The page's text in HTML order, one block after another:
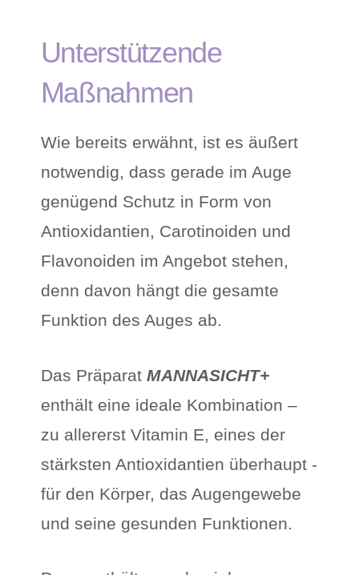
Unterstützende
Maßnahmen
Wie bereits erwähnt, ist es äußert
notwendig, dass gerade im Auge
genügend Schutz in Form von
Antioxidantien, Carotinoiden und
Flavonoiden im Angebot stehen,
denn davon hängt die gesamte
Funktion des Auges ab.
Das Präparat MANNASICHT+
enthält eine ideale Kombination –
zu allererst Vitamin E, eines der
stärksten Antioxidantien überhaupt -
für den Körper, das Augengewebe
und seine gesunden Funktionen.